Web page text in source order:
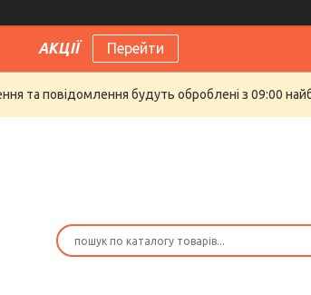
АКЦІЇ Перейти
та повідомлення будуть оброблені з 09:00